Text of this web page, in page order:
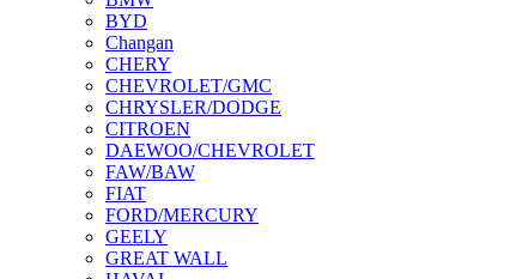
BYD
Changan
CHERY
CHEVROLET/GMC
CHRYSLER/DODGE
CITROEN
DAEWOO/CHEVROLET
FAW/BAW
FIAT
FORD/MERCURY
GEELY
GREAT WALL